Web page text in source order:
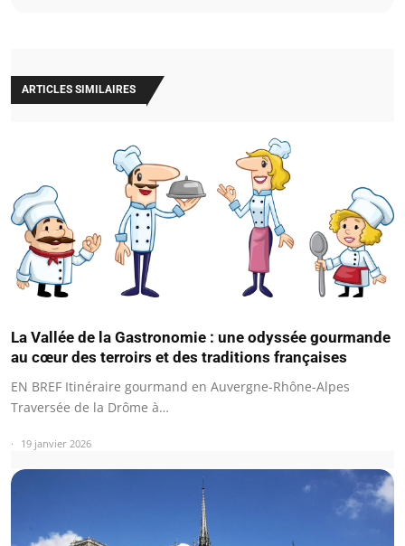
ARTICLES SIMILAIRES
La Vallée de la Gastronomie : une odyssée gourmande
au cœur des terroirs et des traditions françaises
EN BREF Itinéraire gourmand en Auvergne-Rhône-Alpes
Traversée de la Drôme à…
19 janvier 2026